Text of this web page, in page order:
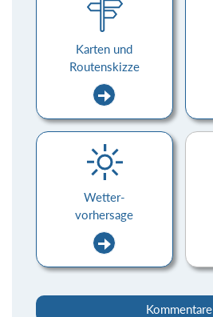
Karten und
Routenskizze
Wetter-
vorhersage
Kommentare